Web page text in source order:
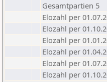
Gesamtpartien 5
Elozahl per
Elozahl per
Elozahl per
Elozahl per
Elozahl per
Elozahl per